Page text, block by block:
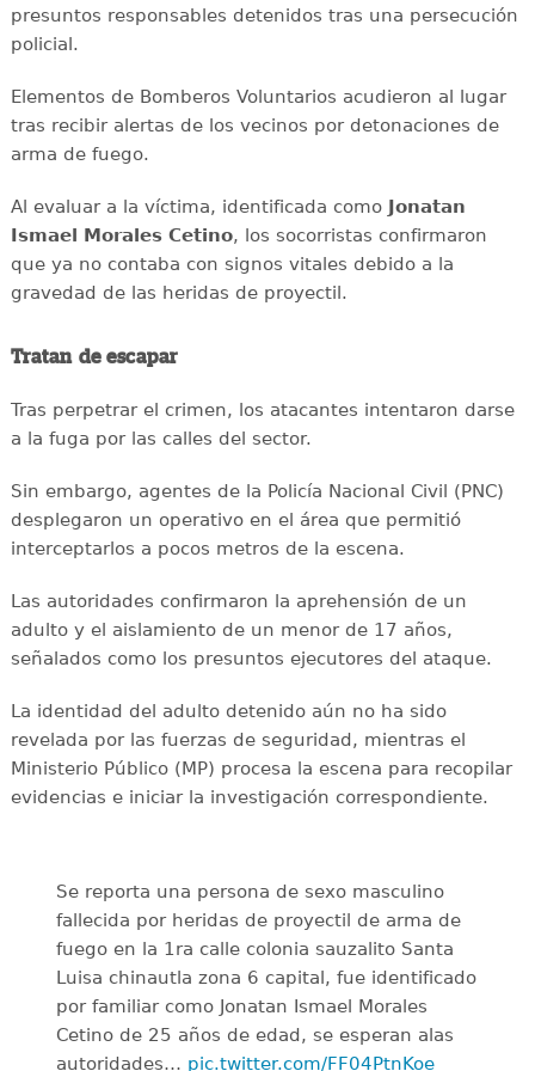
presuntos responsables detenidos tras una persecución
policial.
Elementos de Bomberos Voluntarios acudieron al lugar
tras recibir alertas de los vecinos por detonaciones de
arma de fuego.
Al evaluar a la víctima, identificada como
Jonatan
Ismael Morales Cetino, los socorristas confirmaron
que ya no contaba con signos vitales debido a la
gravedad de las heridas de proyectil.
Tratan de escapar
Tras perpetrar el crimen, los atacantes intentaron darse
a la fuga por las calles del sector.
Sin embargo, agentes de la Policía Nacional Civil (PNC)
desplegaron un operativo en el área que permitió
interceptarlos a pocos metros de la escena.
Las autoridades confirmaron la aprehensión de un
adulto y el aislamiento de un menor de 17 años,
señalados como los presuntos ejecutores del ataque.
La identidad del adulto detenido aún no ha sido
revelada por las fuerzas de seguridad, mientras el
Ministerio Público (MP) procesa la escena para recopilar
evidencias e iniciar la investigación correspondiente.
Se reporta una persona de sexo masculino
fallecida por heridas de proyectil de arma de
fuego en la 1ra calle colonia sauzalito Santa
Luisa chinautla zona 6 capital, fue identificado
por familiar como Jonatan Ismael Morales
Cetino de 25 años de edad, se esperan alas
autoridades… pic.twitter.com/FF04PtnKoe